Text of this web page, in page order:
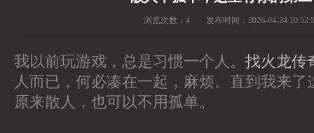
浏览次数： 4 发布时间： 2026-04-24
我以前玩游戏，总是习惯一个人。 找火龙传
人而已，何必凑在一起，麻烦。直到我来
原来散人，也可以不用孤单。